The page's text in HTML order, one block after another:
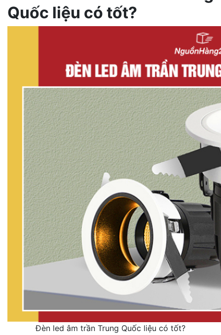
Quốc liệu có tốt?
Đèn led âm trần Trung Quốc liệu có tốt?